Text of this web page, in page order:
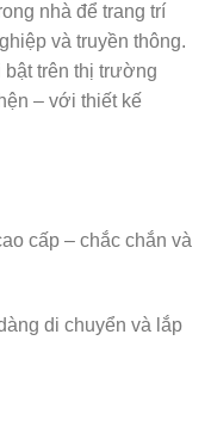
nhà để trang trí
và truyền thông.
bật trên thị trường
– với thiết kế
cấp – chắc chắn và
di chuyển và lắp